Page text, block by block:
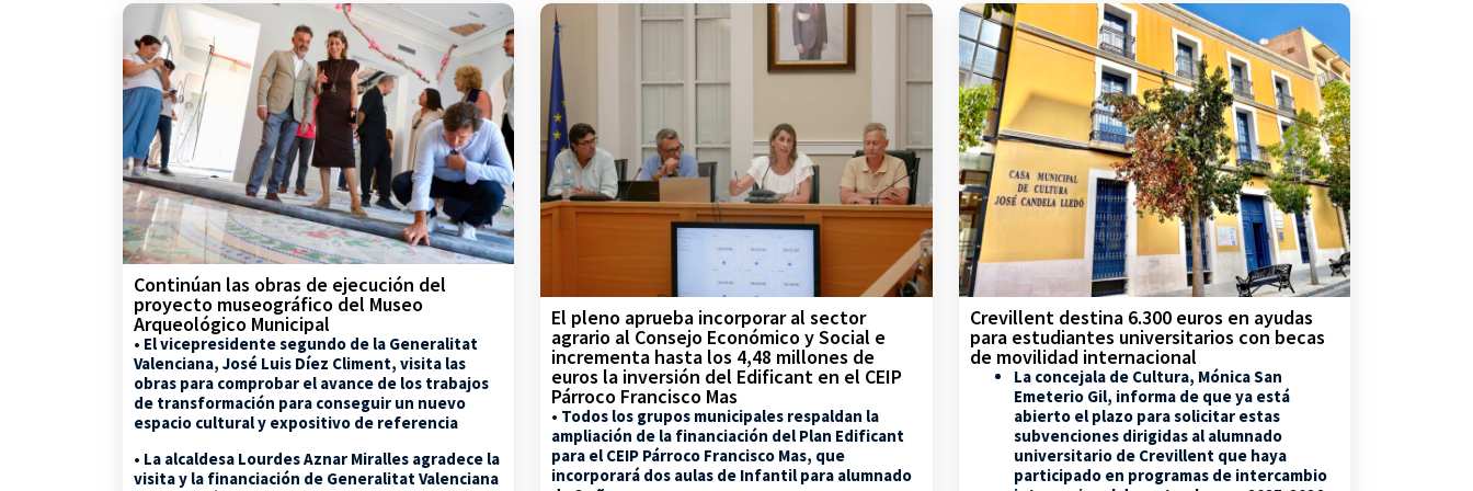
Continúan las obras de ejecución del
proyecto museográfico del Museo
Arqueológico Municipal
• El vicepresidente segundo de la Generalitat
Valenciana, José Luis Díez Climent, visita las
obras para comprobar el avance de los trabajos
de transformación para conseguir un nuevo
espacio cultural y expositivo de referencia
• La alcaldesa Lourdes Aznar Miralles agradece la
visita y la financiación de Generalitat Valenciana
El pleno aprueba incorporar al sector
agrario al Consejo Económico y Social e
incrementa hasta los 4,48 millones de
euros la inversión del Edificant en el CEIP
Párroco Francisco Mas
• Todos los grupos municipales respaldan la
ampliación de la financiación del Plan Edificant
para el CEIP Párroco Francisco Mas, que
incorporará dos aulas de Infantil para alumnado
Crevillent destina 6.300 euros en ayudas
para estudiantes universitarios con becas
de movilidad internacional
La concejala de Cultura, Mónica San
Emeterio Gil, informa de que ya está
abierto el plazo para solicitar estas
subvenciones dirigidas al alumnado
universitario de Crevillent que haya
participado en programas de intercambio